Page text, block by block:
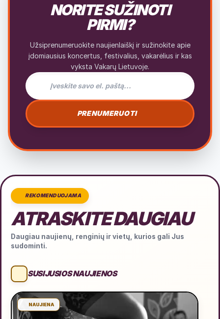
NORITE SUŽINOTI
PIRMI?
Užsiprenumeruokite naujienlaiškį ir sužinokite apie
įdomiausius koncertus, festivalius, vakarėlius ir kas
vyksta Vakarų Lietuvoje.
El. pašto adresas naujienlaiškiui
PRENUMERUOTI
REKOMENDUOJAMA
ATRASKITE DAUGIAU
Daugiau naujienų, renginių ir vietų, kurios gali Jus
sudominti.
SUSIJUSIOS NAUJIENOS
NAUJIENA